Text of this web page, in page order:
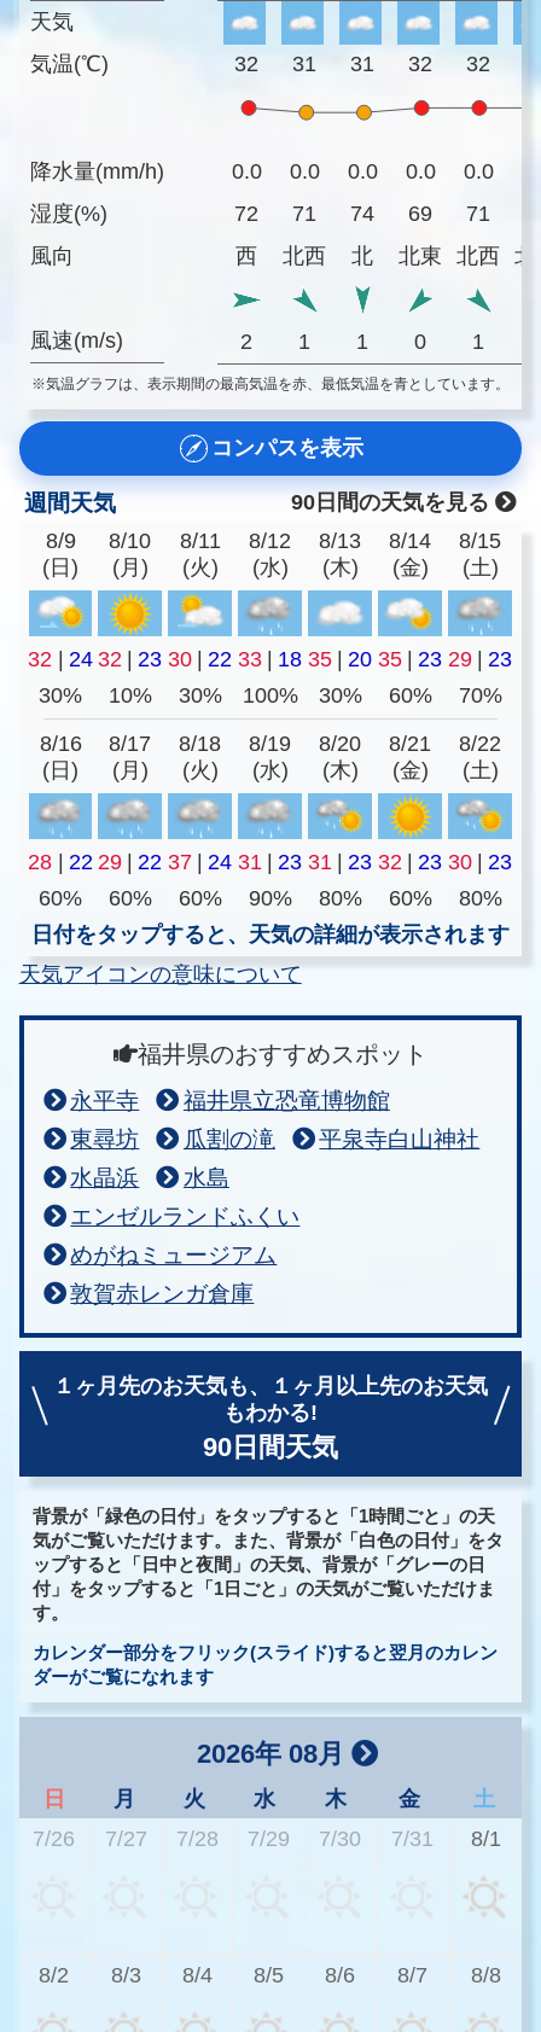
天気
気温(℃)
降水量(mm/h)
湿度(%)
風向
風速(m/s)
32 31 31 32 32
0.0 0.0 0.0 0.0 0.0
72
71 74 69 71
西
北西 北 北東 北西 北
2 1 1 0 1
※気温グラフは、表示期間の最高気温を赤、最低気温を青としています。
コンパスを表示
週間天気
90日間の天気を見る
8/9
(日)
8/10
(月)
8/11
(火)
8/12
(水)
8/13
(木)
8/14
(金)
8/15
(土)
32 | 24 32 | 23 30 | 22 33 | 18 35 | 20 35 | 23 29 | 23
30%
10% 30% 100% 30% 60% 70%
8/16
(日)
8/17
(月)
8/18
(火)
8/19
(水)
8/20
(木)
8/21
(金)
8/22
(土)
28 | 22 29 | 22 37 | 24 31 | 23 31 | 23 32 | 23 30 | 23
60%
60% 60% 90% 80% 60%
80%
日付をタップすると、天気の詳細が表示されます
天気アイコンの意味について
福井県のおすすめスポット
永平寺
福井県立恐竜博物館
東尋坊
瓜割の滝
平泉寺白山神社
水晶浜
水島
エンゼルランドふくい
めがねミュージアム
敦賀赤レンガ倉庫
１ヶ月先のお天気も、
１ヶ月以上先のお天気
もわかる!
90日間天気
背景が「緑色の日付」をタップすると「1時間ごと」の天
気がご覧いただけます。また、背景が「白色の日付」をタ
ップすると「日中と夜間」の天気、背景が「グレーの日
付」をタップすると「1日ごと」の天気がご覧いただけま
す。
カレンダー部分をフリック(スライド)すると翌月のカレン
ダーがご覧になれます
2026年 08月
日 月 火 水 木 金
土
7/26
7/27 7/28 7/29 7/30 7/31 8/1
8/2 8/3 8/4 8/5 8/6 8/7 8/8